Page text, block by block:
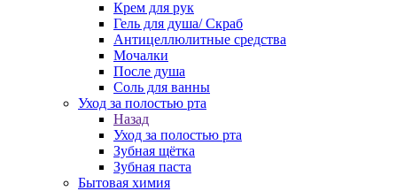
Крем для рук
Гель для душа/ Скраб
Антицеллюлитные средства
Мочалки
После душа
Соль для ванны
Уход за полостью рта
Назад
Уход за полостью рта
Зубная щётка
Зубная паста
Бытовая химия